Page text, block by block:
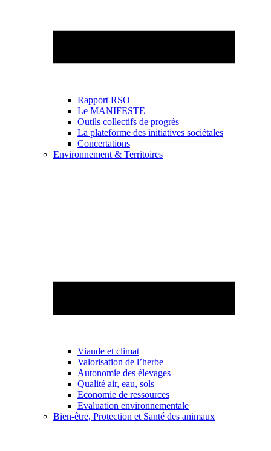
Rapport RSO
Le MANIFESTE
Outils collectifs de progrès
La plateforme des initiatives sociétales
Concertations
Environnement & Territoires
Viande et climat
Valorisation de l’herbe
Autonomie des élevages
Qualité air, eau, sols
Economie de ressources
Evaluation environnementale
Bien-être, Protection et Santé des animaux